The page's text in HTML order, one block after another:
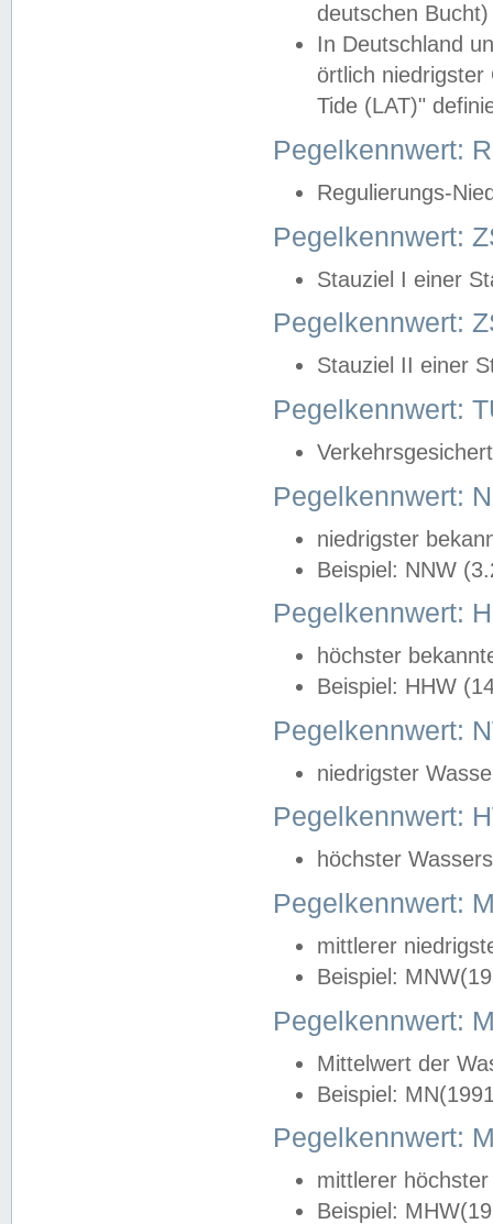
deutschen
In Deutschland
örtlich
Tide (LAT)"
Pegelkennwert:
Regulierungs-
Pegelkennwert:
Stauziel I einer
Pegelkennwert:
Stauziel II einer
Pegelkennwert:
Pegelkennwert:
niedrigster
Beispiel: NNW
Pegelkennwert:
höchster
Beispiel: HHW
Pegelkennwert:
niedrigster
Pegelkennwert:
höchster
Pegelkennwert:
mittlerer
Beispiel:
Pegelkennwert:
Mittelwert der
Beispiel:
Pegelkennwert:
mittlerer
Beispiel: